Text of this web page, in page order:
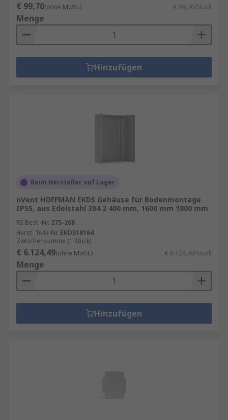
€ 99,70(ohne MwSt.) € 99,70/Stück
Menge
Hinzufügen
Beim Hersteller auf Lager
nVent HOFFMAN EKDS Gehäuse für Bodenmontage
IP55, aus Edelstahl 304 2 400 mm, 1600 mm 1800 mm
RS Best.-Nr. 275-268
Herst. Teile-Nr. EKDS18164
Zwischensumme (1 Stück)
€ 6.124,49(ohne MwSt.) € 6.124,49/Stück
Menge
Hinzufügen